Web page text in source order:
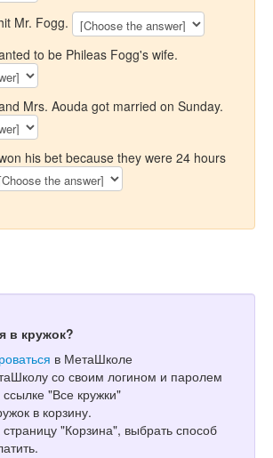
Mr. Fogg.
to be Phileas Fogg's wife.
Mrs. Aouda got married on Sunday.
his bet because they were 24 hours
в кружок?
в МетаШколе
со своим логином и паролем
"Все кружки"
в корзину.
"Корзина", выбрать способ